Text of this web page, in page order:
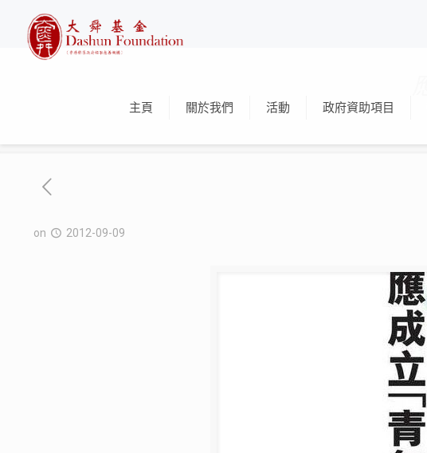
主頁 關於我們 活動 政府資助項目
on 2012-09-09